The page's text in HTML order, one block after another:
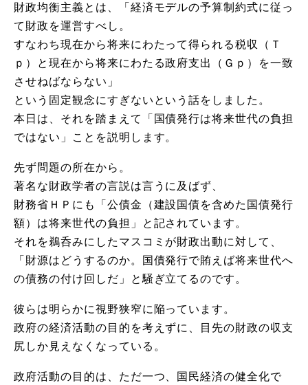
財政均衡主義とは、「経済モデルの予算制約式に従っ
て財政を運営すべし。
すなわち現在から将来にわたって得られる税収（Ｔ
ｐ）と現在から将来にわたる政府支出（Ｇｐ）を一致
させねばならない」
という固定観念にすぎないという話をしました。
本日は、それを踏まえて「国債発行は将来世代の負担
ではない」ことを説明します。
先ず問題の所在から。
著名な財政学者の言説は言うに及ばず、
財務省ＨＰにも「公債金（建設国債を含めた国債発行
額）は将来世代の負担」と記されています。
それを鵜呑みにしたマスコミが財政出動に対して、
「財源はどうするのか。国債発行で賄えば将来世代へ
の債務の付け回しだ」と騒ぎ立てるのです。
彼らは明らかに視野狭窄に陥っています。
政府の経済活動の目的を考えずに、目先の財政の収支
尻しか見えなくなっている。
政府活動の目的は、ただ一つ、国民経済の健全化で